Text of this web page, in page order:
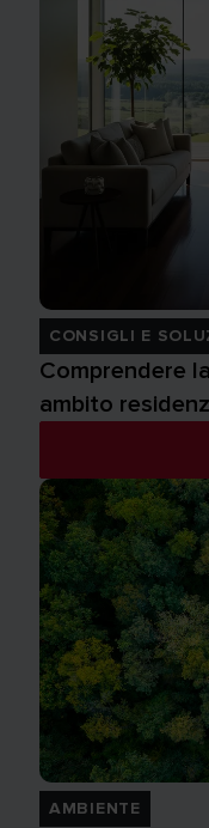
CONSIGLI E
Comprendere
ambito
AMBIENTE